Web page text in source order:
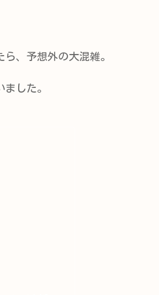
、予想外の大混雑。
した。